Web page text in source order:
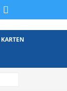
KARTEN